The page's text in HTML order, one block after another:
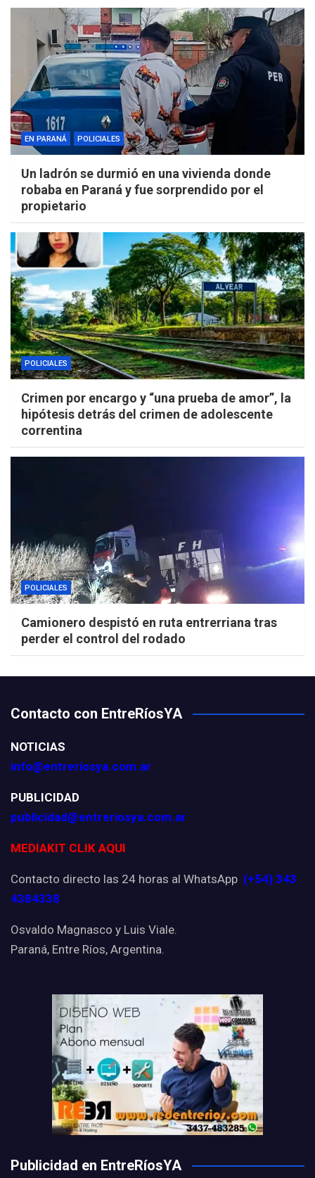
EN PARANÁ POLICIALES
Un ladrón se durmió en una vivienda donde
robaba en Paraná y fue sorprendido por el
propietario
POLICIALES
Crimen por encargo y “una prueba de amor”, la
hipótesis detrás del crimen de adolescente
correntina
POLICIALES
Camionero despistó en ruta entrerriana tras
perder el control del rodado
Contacto con EntreRíosYA
NOTICIAS
info@entreriosya.com.ar
PUBLICIDAD
publicidad@entreriosya.com.ar
MEDIAKIT CLIK AQUI
Contacto directo las 24 horas al WhatsApp (+54) 343
4384338
Osvaldo Magnasco y Luis Viale.
Paraná, Entre Ríos, Argentina.
Publicidad en EntreRíosYA